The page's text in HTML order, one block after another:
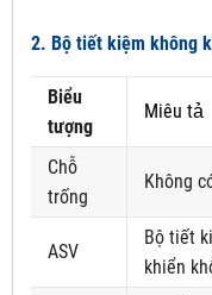
2. Bộ tiết kiệm không
Biểu
tượng
Miêu tả
Chỗ
trống
Không
ASV
Bộ tiết
khiển